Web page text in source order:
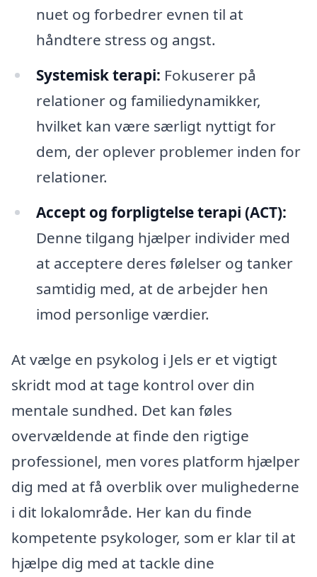
nuet og forbedrer evnen til at
håndtere stress og angst.
Systemisk terapi: Fokuserer på
relationer og familiedynamikker,
hvilket kan være særligt nyttigt for
dem, der oplever problemer inden for
relationer.
Accept og forpligtelse terapi (ACT):
Denne tilgang hjælper individer med
at acceptere deres følelser og tanker
samtidig med, at de arbejder hen
imod personlige værdier.
At vælge en psykolog i Jels er et vigtigt
skridt mod at tage kontrol over din
mentale sundhed. Det kan føles
overvældende at finde den rigtige
professionel, men vores platform hjælper
dig med at få overblik over mulighederne
i dit lokalområde. Her kan du finde
kompetente psykologer, som er klar til at
hjælpe dig med at tackle dine